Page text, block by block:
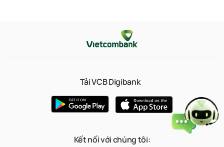
Tải VCB Digibank
Kết nối với chúng tôi: